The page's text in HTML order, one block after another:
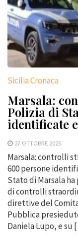
Sicilia Cronaca
Marsala:
Polizia di
identificate
27 OTTOBRE 2025
Marsala: controlli
600 persone
Stato di Marsala
di controlli
direttive del
Pubblica
Daniela Lupo, e